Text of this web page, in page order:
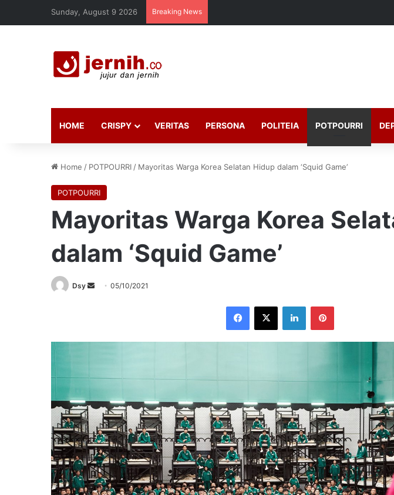
Sunday, August 9 2026 Breaking News
HOME CRISPY VERITAS PERSONA POLITEIA POTPOURRI
Home / POTPOURRI / Mayoritas Warga Korea Selatan Hidup dalam ‘Squid Game’
POTPOURRI
Mayoritas Warga Korea
dalam ‘Squid Game’
Dsy
Send05/10/2021
Facebook
X LinkedInPinterest